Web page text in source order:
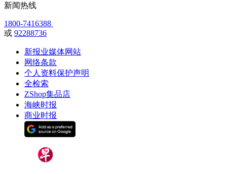
新闻热线
1800-7416388
或 92288736
新报业媒体网站
网络条款
个人资料保护声明
全检索
ZShop集品店
海峡时报
商业时报